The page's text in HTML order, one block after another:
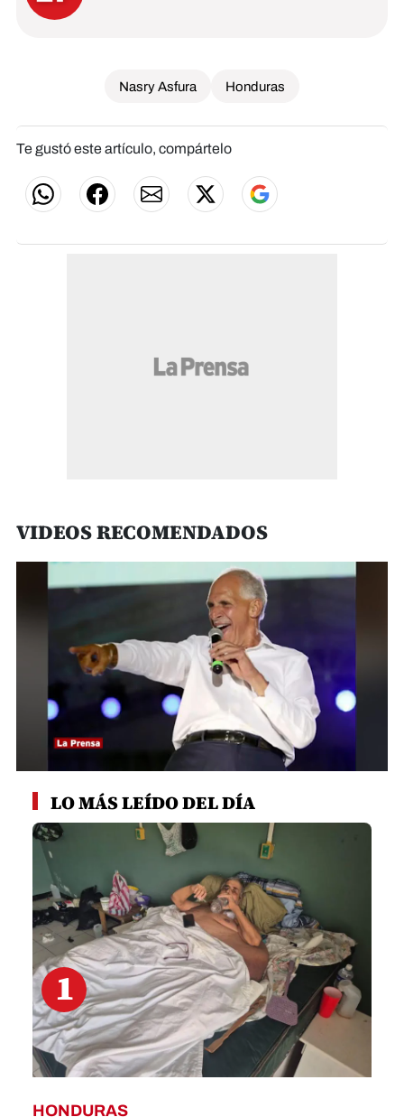
Nasry Asfura Honduras
Te gustó este artículo, compártelo
VIDEOS RECOMENDADOS
seconds
minutes,
seconds
LO MÁS LEÍDO DEL DÍA
1
HONDURAS